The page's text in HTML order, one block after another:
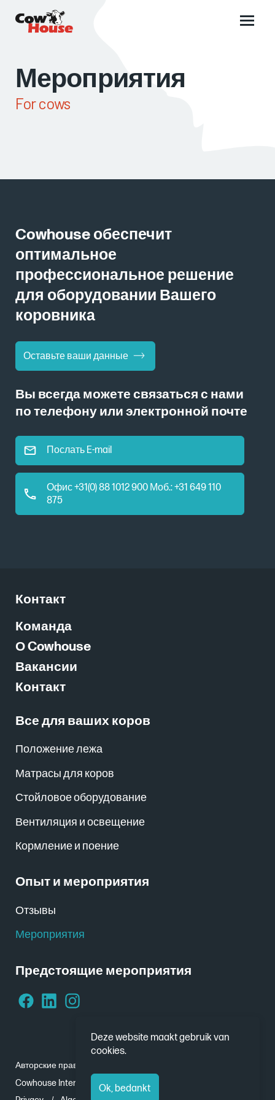
Deze website maakt gebruik van
cookies.
Ok, bedankt
Main
Мероприятия
For cows
Cowhouse обеспечит
оптимальное
профессиональное решение
для оборудовании Вашего
коровника
Оставьте ваши данные
Вы всегда можете связаться с нами
по телефону или электронной почте
Послать E-mail
Офис +31(0) 88 1012 900 Моб.: +31 649 110
875
Контакт
Команда
О Cowhouse
Вакансии
Контакт
Все для ваших коров
Положение лежа
Матрасы для коров
Стойловое оборудование
Вентиляция и освещение
Кормление и поение
Опыт и мероприятия
Отзывы
Мероприятия
Предстоящие мероприятия
Авторские права (Copyright) © Cowhouse 2026
Cowhouse International - Nobelweg 1, 8912 BJ Leeuwarden